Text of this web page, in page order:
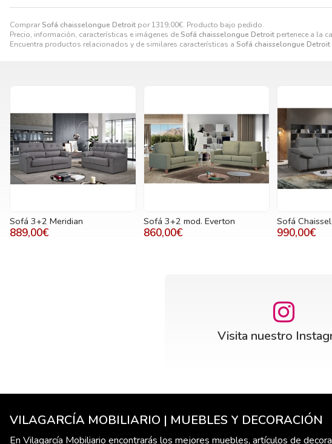
ComprarSofá chaisselongue Detroit por 1319,00€. Producto bajo pedido.
Precio, información, características e imágenes deSofá chaisselongue Detroit pertenece a la
Encuentra productos relacionados y de similares características a Sofá chaisselongue Detroit
Sofá 3+2 Meridian
889,00€
Sofá 3+2 mod. Everton
860,00€
Sofá
990,00€
Visita nuestro
VILAGARCÍA MOBILIARIO | MUEBLES Y DECORACIÓN
En Vilagarcía Mobiliario encontrarás los mejores muebles, artículos de